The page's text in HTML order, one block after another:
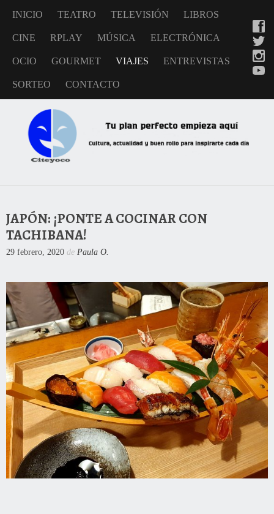
INICIO TEATRO TELEVISIÓN LIBROS
CINE RPLAY MÚSICA ELECTRÓNICA
OCIO GOURMET VIAJES ENTREVISTAS
SORTEO CONTACTO
JAPÓN: ¡PONTE A COCINAR CON
TACHIBANA!
29 febrero, 2020 de Paula O.